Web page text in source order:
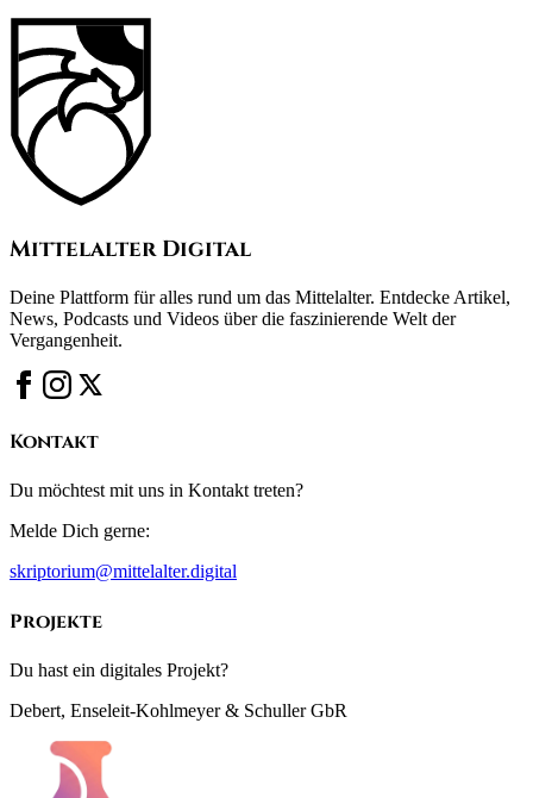
Mittelalter Digital
Deine Plattform für alles rund um das Mittelalter. Entdecke Artikel,
News, Podcasts und Videos über die faszinierende Welt der
Vergangenheit.
Kontakt
Du möchtest mit uns in Kontakt treten?
Melde Dich gerne:
skriptorium@mittelalter.digital
Projekte
Du hast ein digitales Projekt?
Debert, Enseleit-Kohlmeyer & Schuller GbR